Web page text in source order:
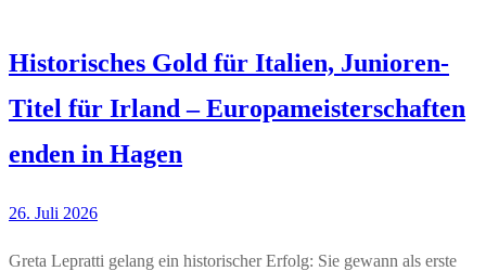
Historisches Gold für Italien, Junioren-
Titel für Irland – Europameisterschaften
enden in Hagen
26. Juli 2026
Greta Lepratti gelang ein historischer Erfolg: Sie gewann als erste